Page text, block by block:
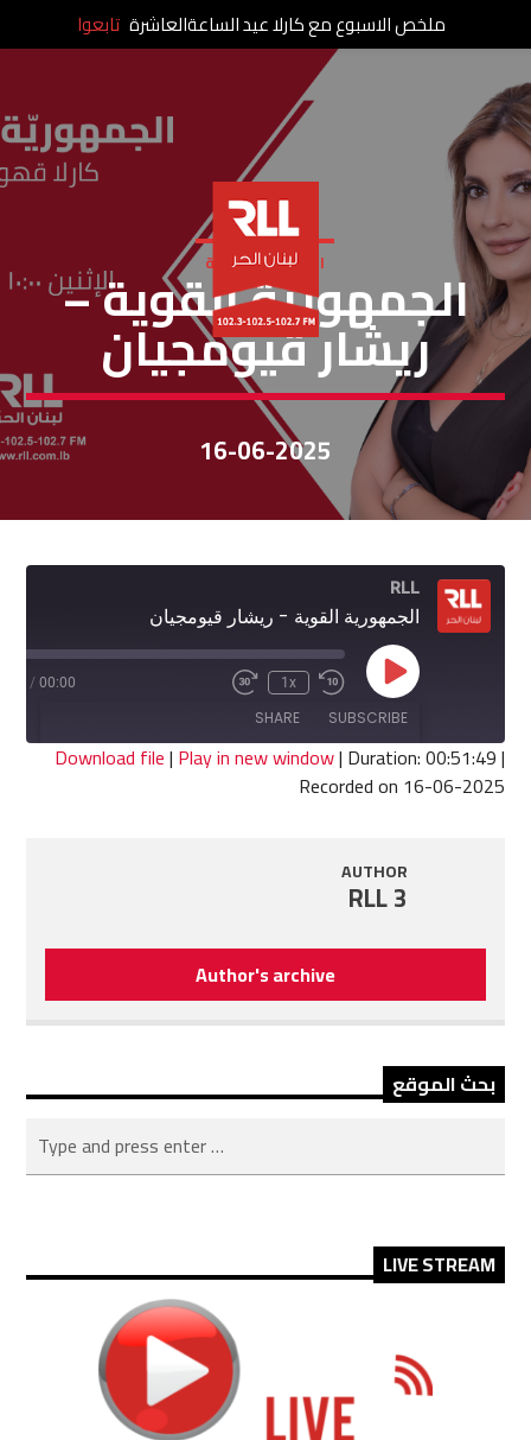
الجمهورية القوية
الجمهورية القوية –
ريشار قيومجيان
16-06-2025
RLL
الجمهورية القوية - ريشار قيومجيان
Play
Episode
Rewind
10
Seconds
1x
Fast
seconds
00:00
/
SUBSCRIBE
SHARE
SHARE
Download file| Play in new window| Duration: 00:51:49|
Recorded on 16-06-2025
AUTHOR
RLL 3
Author's archive
بحث الموقع
LIVE STREAM
ملخص الاسبوع مع كارلا عيد الساعةالعاشرة تابعوا